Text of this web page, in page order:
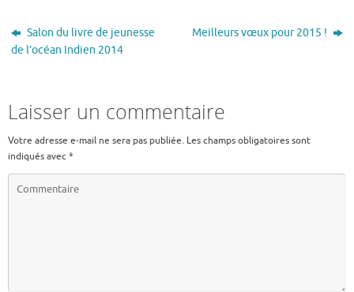
Salon du livre de jeunesse
de l’océan Indien 2014
Meilleurs vœux pour 2015 !
Laisser un commentaire
Votre adresse e-mail ne sera pas publiée. Les champs obligatoires sont
indiqués avec*